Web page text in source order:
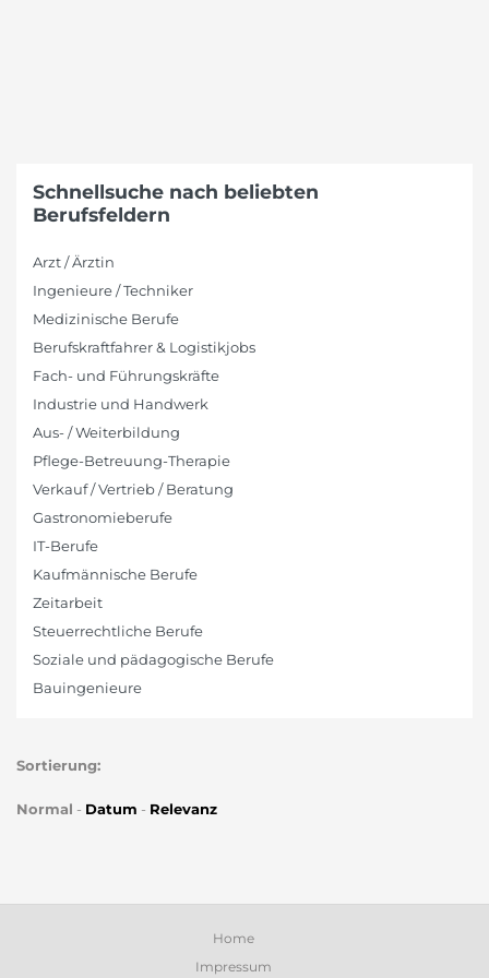
Schnellsuche nach beliebten
Berufsfeldern
Arzt / Ärztin
Ingenieure / Techniker
Medizinische Berufe
Berufskraftfahrer & Logistikjobs
Fach- und Führungskräfte
Industrie und Handwerk
Aus- / Weiterbildung
Pflege-Betreuung-Therapie
Verkauf / Vertrieb / Beratung
Gastronomieberufe
IT-Berufe
Kaufmännische Berufe
Zeitarbeit
Steuerrechtliche Berufe
Soziale und pädagogische Berufe
Bauingenieure
Sortierung:
Normal - Datum - Relevanz
Home
Impressum